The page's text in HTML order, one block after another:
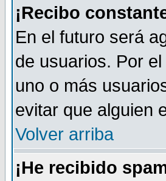
¡Recibo
En el futuro será
de usuarios. Por
uno o más
evitar que alguien
Volver arriba
¡He recibido